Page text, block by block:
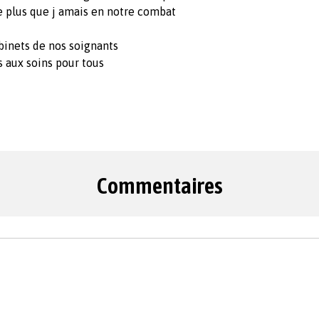
plus que j amais en notre combat
de nos soignants
aux soins pour tous
Commentaires